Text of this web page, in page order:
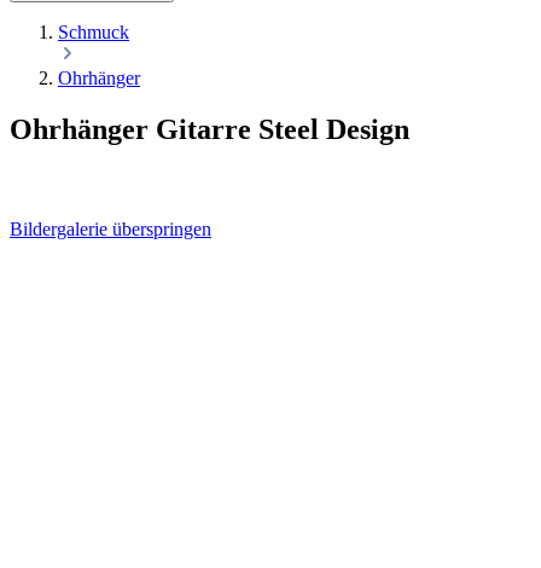
Schmuck
Ohrhänger
Ohrhänger Gitarre Steel Design
Bildergalerie überspringen